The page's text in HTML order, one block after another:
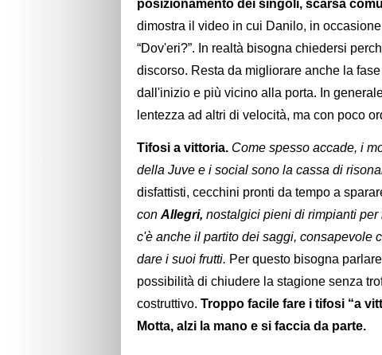
posizionamento dei singoli, scarsa
dimostra il video in cui Danilo, in
“Dov'eri?”. In realtà bisogna chiedersi
discorso. Resta da migliorare anche la
dall'inizio e più vicino alla porta. In
lentezza ad altri di velocità, ma con poco
Tifosi a vittoria. Come spesso accade, i
della Juve e i social sono la cassa di
disfattisti, cecchini pronti da tempo a
con Allegri, nostalgici pieni di rimpianti
c'è anche il partito dei saggi, consapevole
dare i suoi frutti. Per questo bisogna
possibilità di chiudere la stagione senza
costruttivo. Troppo facile fare i tifosi “a
Motta, alzi la mano e si faccia da parte.